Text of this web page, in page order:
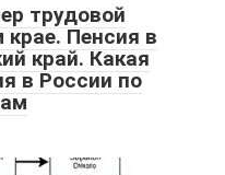
трудовой
крае. Пенсия в
край. Какая
в России по